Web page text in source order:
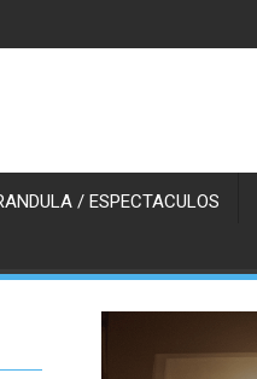
/ ESPECTACULOS